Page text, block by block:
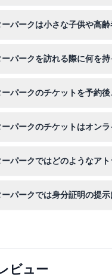
パークは小さな子供や高
パークを訪れる際に何を
パークのチケットを予約
パークのチケットはオン
パークではどのようなア
パークでは身分証明の提
ビュー